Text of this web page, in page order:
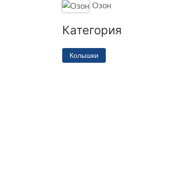
Озон
Категория
Колышки